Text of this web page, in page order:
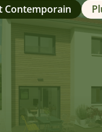
Contemporain